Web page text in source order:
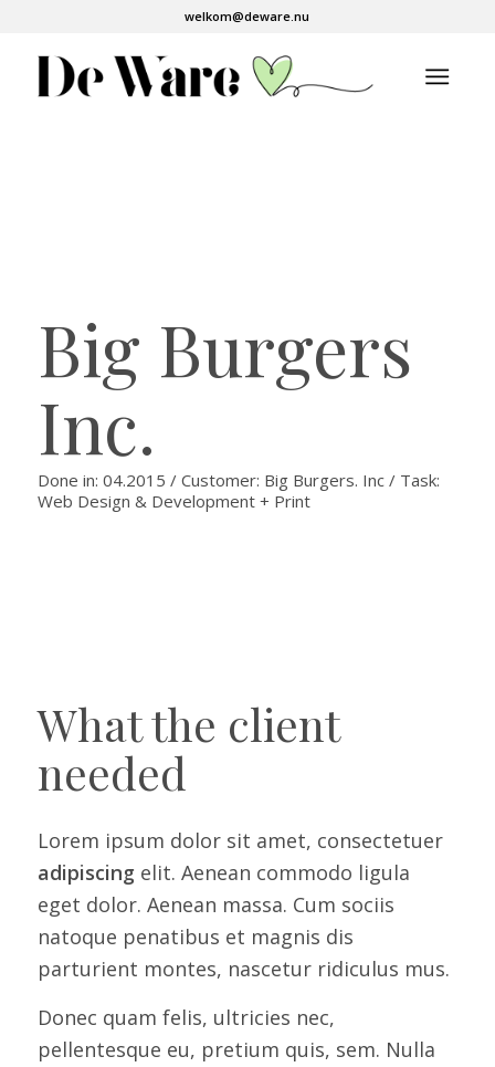
welkom@deware.nu
Big Burgers
Inc.
Done in: 04.2015 / Customer: Big Burgers. Inc / Task:
Web Design & Development + Print
What the client
needed
Lorem ipsum dolor sit amet, consectetuer
adipiscing elit. Aenean commodo ligula
eget dolor. Aenean massa. Cum sociis
natoque penatibus et magnis dis
parturient montes, nascetur ridiculus mus.
Donec quam felis, ultricies nec,
pellentesque eu, pretium quis, sem. Nulla